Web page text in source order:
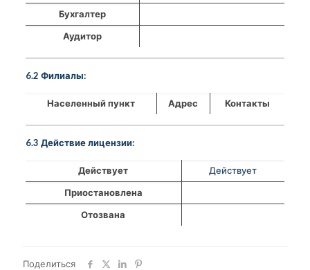
Бухгалтер
Аудитор
6.2 Филиалы:
Населенный пункт Адрес Контакты
6.3 Действие лицензии:
Действует
Действует
Приостановлена
Отозвана
Поделиться